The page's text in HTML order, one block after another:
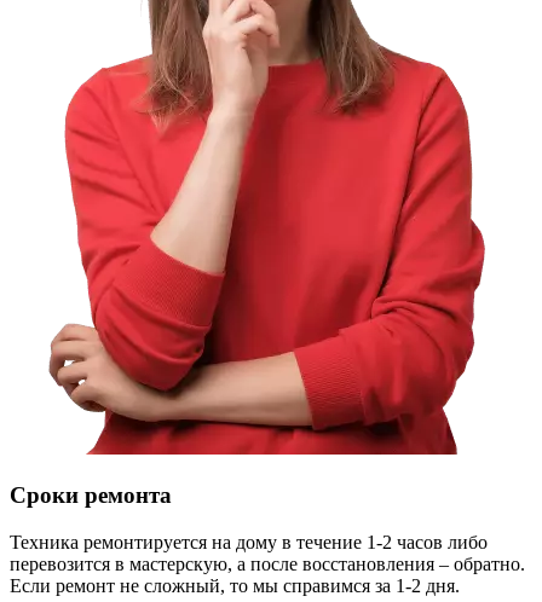
Сроки ремонта
Техника ремонтируется на дому в течение 1-2 часов либо
перевозится в мастерскую, а после восстановления – обратно.
Если ремонт не сложный, то мы справимся за 1-2 дня.